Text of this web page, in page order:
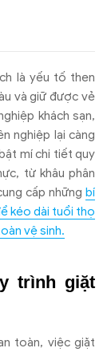
là yếu tố then
và giữđược vẻ
ệp khách sạn,
nghiệp lại càng
mí chi tiết quy
từ khâu phân
cấp những bí
ể kéo dài tuổi thọ
àn vệ sinh.
trình giặt
toàn, việc giặt